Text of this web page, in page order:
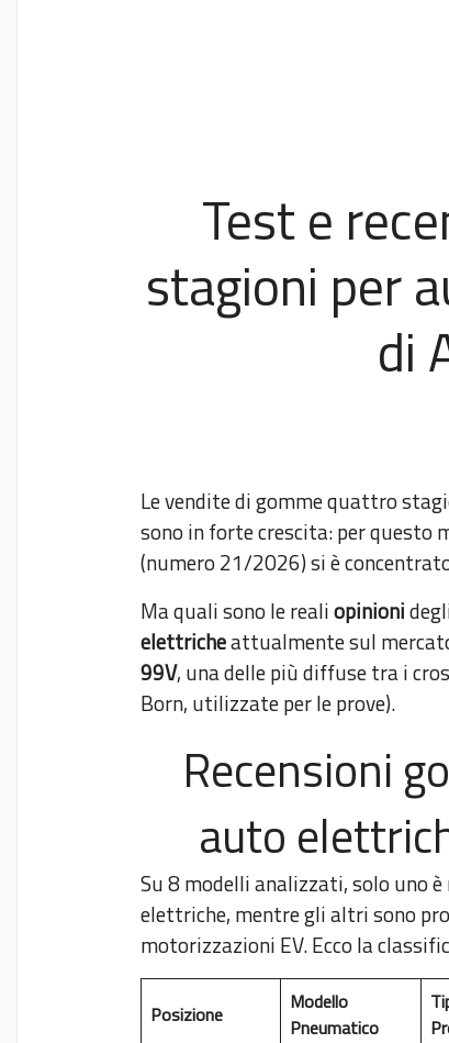
Test e
stagioni per
di
Le vendite di gomme quattro
sono in forte crescita: per questo
(numero 21/2026) si è
Ma quali sono le realiopinioni
elettricheattualmente sul
99V, una delle più diffuse tra i
Born, utilizzate per le prove).
Recensioni
auto
Su 8 modelli analizzati, solo uno
elettriche, mentre gli altri sono
motorizzazioni EV. Ecco la
Posizione
Modello
Pneumatico